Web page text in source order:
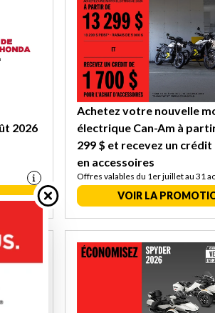
2026
Achetez votre nouvelle
électrique Can-Am à
299 $ et recevez un crédit
en accessoires
Offres valables du 1er juillet au 31
VOIR LA